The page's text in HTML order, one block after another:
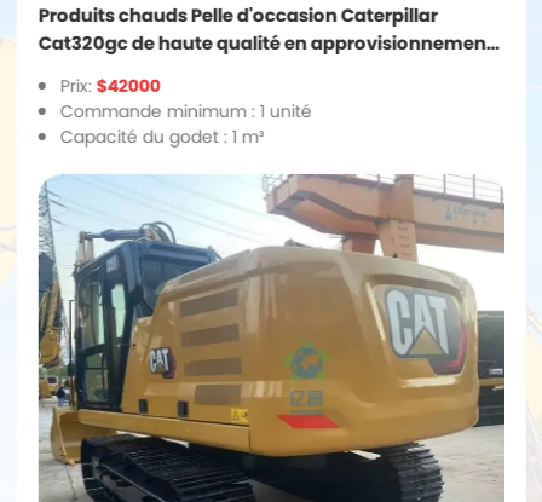
Produits chauds Pelle d'occasion Caterpillar
Cat320gc de haute qualité en approvisionnement
Prix: $42000
Commande minimum : 1 unité
Capacité du godet : 1 m³